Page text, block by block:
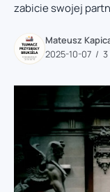
zabicie swojej
Mateusz
2025-10-07